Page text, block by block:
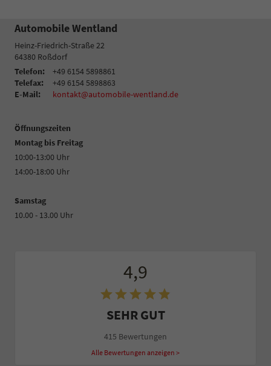
Automobile Wentland
Heinz-Friedrich-Straße 22
64380 Roßdorf
Telefon:
+49 6154 5898861
Telefax:
+49 6154 5898863
E-Mail:
kontakt@automobile-wentland.de
Öffnungszeiten
Montag bis Freitag
10:00-13:00 Uhr
14:00-18:00 Uhr
Samstag
10.00 - 13.00 Uhr
4,9
SEHR GUT
415 Bewertungen
Alle Bewertungen anzeigen >